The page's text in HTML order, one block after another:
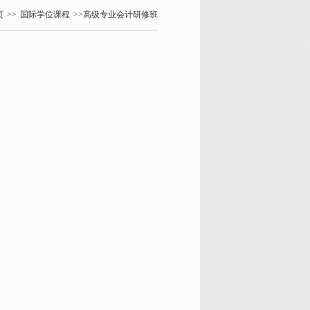
>> 国际学位课程 >>高级专业会计研修班